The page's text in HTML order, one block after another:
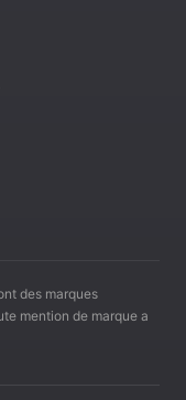
des marques
mention de marque a